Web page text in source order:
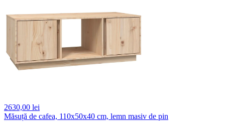
2630,00 lei
Măsuță de cafea, 110x50x40 cm, lemn masiv de pin